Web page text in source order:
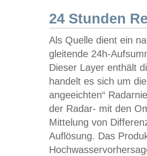
24 Stunden
Als Quelle dient ein
gleitende 24h-
Dieser Layer enthält
handelt es sich um
angeeichten“
der Radar- mit den
Mittelung von
Auflösung. Das